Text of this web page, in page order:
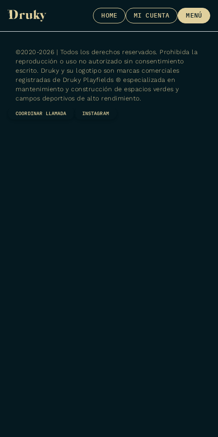
content
HOME MI CUENTA MENÚ
©2020-2026 | Todos los derechos reservados. Prohibida la
reproducción o uso no autorizado sin consentimiento
escrito. Druky y su logotipo son marcas comerciales
registradas de Druky Playfields ® especializada en
mantenimiento y construcción de espacios verdes y
campos deportivos de alto rendimiento.
COORDINAR LLAMADA INSTAGRAM